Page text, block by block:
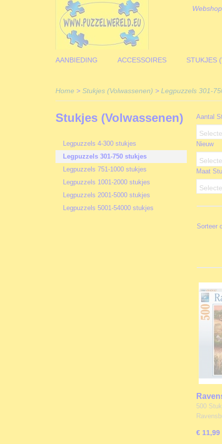
Webshop
AANBIEDING ACCESSOIRES STUKJES
Home > Stukjes (Volwassenen) > Legpuzzels 301-
Stukjes (Volwassenen)
Legpuzzels 4-300 stukjes
Legpuzzels 301-750 stukjes
Legpuzzels 751-1000 stukjes
Legpuzzels 1001-2000 stukjes
Legpuzzels 2001-5000 stukjes
Legpuzzels 5001-54000 stukjes
Aantal
Nieuw
Maat
Sorteer
500
€ 11,99